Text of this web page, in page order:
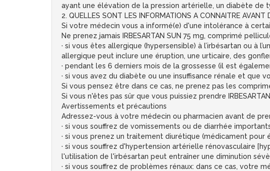
ayant une élévation de la pression artérielle, un diabète
2. QUELLES SONT LES INFORMATIONS A CONNAITRE
Si votre médecin vous a informé(e) d'une intolérance à
Ne prenez jamais IRBESARTAN SUN 75 mg, comprimé
· si vous êtes allergique (hypersensible) à l’irbésartan ou à
allergique peut inclure une éruption, une urticaire, des
· pendant les 6 derniers mois de la grossesse (il est
· si vous avez du diabète ou une insuffisance rénale et que
Si vous pensez être dans ce cas, ne prenez pas les
Si vous n'êtes pas sûr que vous puissiez prendre
Avertissements et précautions
Adressez-vous à votre médecin ou pharmacien avant de
· si vous souffrez de vomissements ou de diarrhée
· si vous prenez un traitement diurétique (médicament
· si vous souffrez d'hypertension artérielle rénovasculaire
l'utilisation de l'irbésartan peut entraîner une diminution
· si vous souffrez de problèmes rénaux: dans ce cas, votre